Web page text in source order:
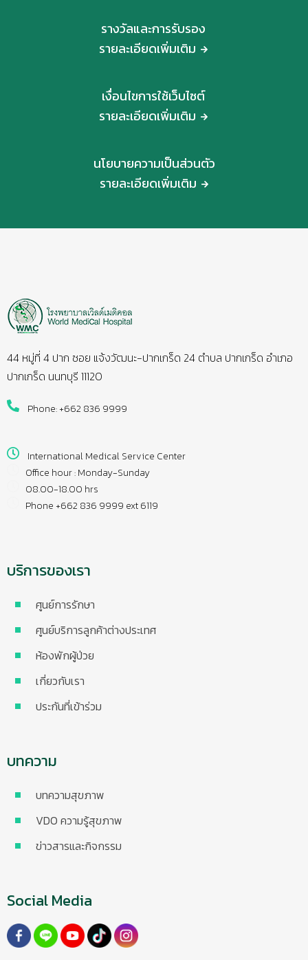
รางวัลและการรับรอง
รายละเอียดเพิ่มเติม
เงื่อนไขการใช้เว็บไซต์
รายละเอียดเพิ่มเติม
นโยบายความเป็นส่วนตัว
รายละเอียดเพิ่มเติม
44 หมู่ที่ 4 ปาก ซอย แจ้งวัฒนะ-ปากเกร็ด 24 ตำบล ปากเกร็ด อำเภอ
ปากเกร็ด นนทบุรี 11120
Phone: +662 836 9999
International Medical Service Center
Office hour : Monday-Sunday
08.00-18.00 hrs
Phone +662 836 9999 ext 6119
บริการของเรา
ศูนย์การรักษา
ศูนย์บริการลูกค้าต่างประเทศ
ห้องพักผู้ป่วย
เกี่ยวกับเรา
ประกันที่เข้าร่วม
บทความ
บทความสุขภาพ
VDO ความรู้สุขภาพ
ข่าวสารและกิจกรรม
Social Media